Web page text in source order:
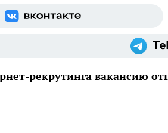
рекрутинга вакансию